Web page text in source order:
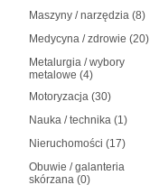
Maszyny / narzędzia (8)
Medycyna / zdrowie (20)
Metalurgia / wybory
metalowe (4)
Motoryzacja (30)
Nauka / technika (1)
Nieruchomości (17)
Obuwie / galanteria
skórzana (0)